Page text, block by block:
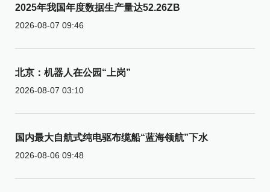
2025年我国年度数据生产量达52.26ZB
2026-08-07 09:46
北京：机器人在公园“上岗”
2026-08-07 03:10
国内最大自航式纯电驱布缆船“蓝海领航”下水
2026-08-06 09:48